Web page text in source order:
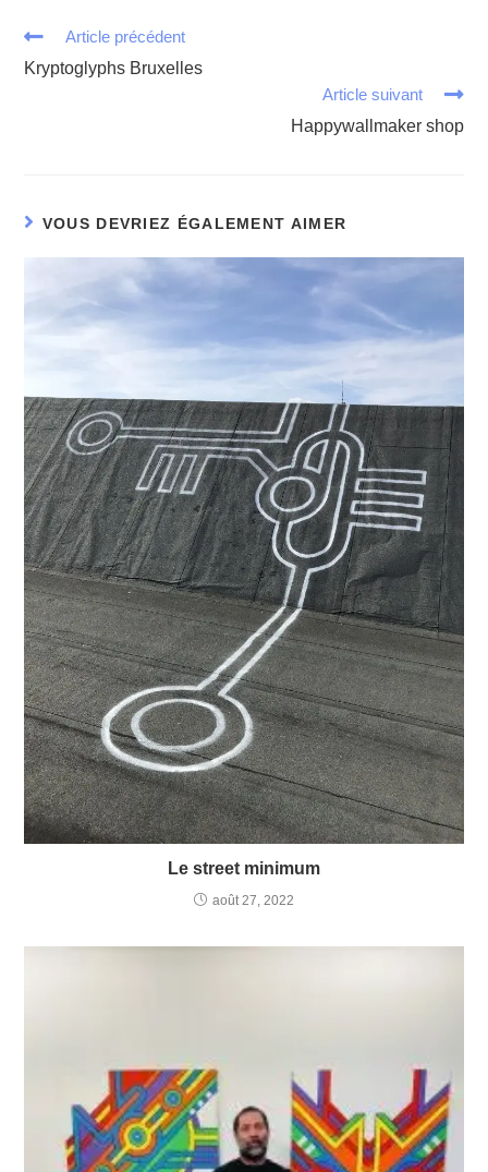
Article précédent
Kryptoglyphs Bruxelles
Article suivant
Happywallmaker shop
VOUS DEVRIEZ ÉGALEMENT AIMER
Le street minimum
août 27, 2022